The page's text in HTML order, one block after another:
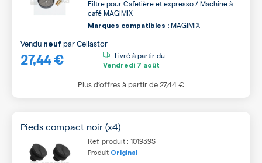
Filtre pour Cafetière et expresso / Machine à
café MAGIMIX
Marques compatibles : MAGIMIX
27,44 €
Vendu neuf parCellastor
Livré à partir du
Vendredi 7 août
Plus d’offres à partir de27,44 €
Pieds compact noir (x4)
Ref. produit : 101939S
Produit Original